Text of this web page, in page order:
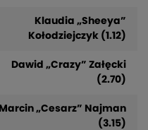
Klaudia „Sheeya”
Kołodziejczyk (1.12)
Dawid „Crazy” Załęcki
(2.70)
Marcin „Cesarz” Najman
(3.15)